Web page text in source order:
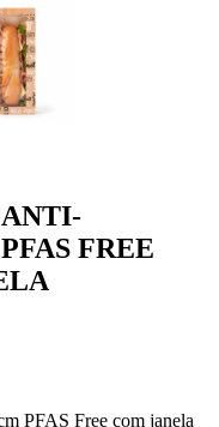
FREE
PFAS Free com janela